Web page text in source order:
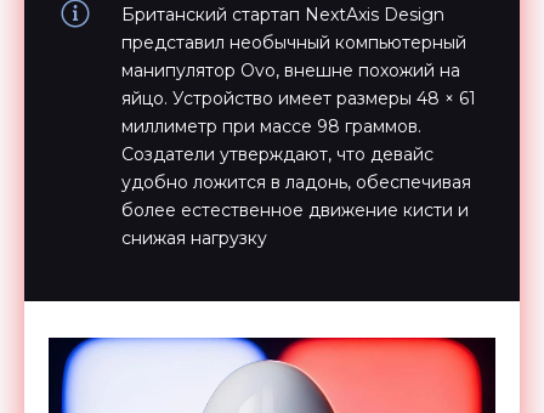
Британский стартап NextAxis Design
представил необычный компьютерный
манипулятор Ovo, внешне похожий на
яйцо. Устройство имеет размеры 48 × 61
миллиметр при массе 98 граммов.
Создатели утверждают, что девайс
удобно ложится в ладонь, обеспечивая
более естественное движение кисти и
снижая нагрузку